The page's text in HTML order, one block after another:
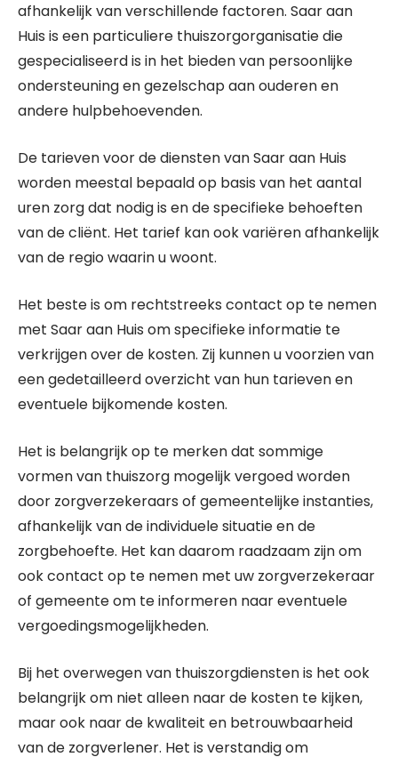
afhankelijk van verschillende factoren. Saar aan
Huis is een particuliere thuiszorgorganisatie die
gespecialiseerd is in het bieden van persoonlijke
ondersteuning en gezelschap aan ouderen en
andere hulpbehoevenden.
De tarieven voor de diensten van Saar aan Huis
worden meestal bepaald op basis van het aantal
uren zorg dat nodig is en de specifieke behoeften
van de cliënt. Het tarief kan ook variëren afhankelijk
van de regio waarin u woont.
Het beste is om rechtstreeks contact op te nemen
met Saar aan Huis om specifieke informatie te
verkrijgen over de kosten. Zij kunnen u voorzien van
een gedetailleerd overzicht van hun tarieven en
eventuele bijkomende kosten.
Het is belangrijk op te merken dat sommige
vormen van thuiszorg mogelijk vergoed worden
door zorgverzekeraars of gemeentelijke instanties,
afhankelijk van de individuele situatie en de
zorgbehoefte. Het kan daarom raadzaam zijn om
ook contact op te nemen met uw zorgverzekeraar
of gemeente om te informeren naar eventuele
vergoedingsmogelijkheden.
Bij het overwegen van thuiszorgdiensten is het ook
belangrijk om niet alleen naar de kosten te kijken,
maar ook naar de kwaliteit en betrouwbaarheid
van de zorgverlener. Het is verstandig om